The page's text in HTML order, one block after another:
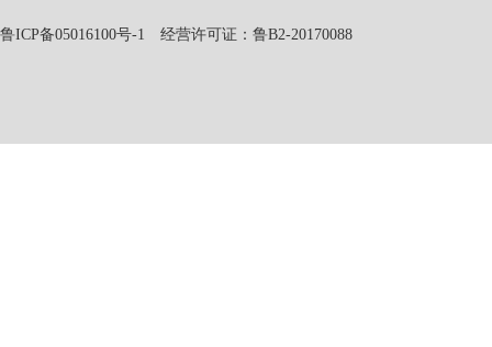
鲁ICP备05016100号-1 经营许可证：鲁B2-20170088